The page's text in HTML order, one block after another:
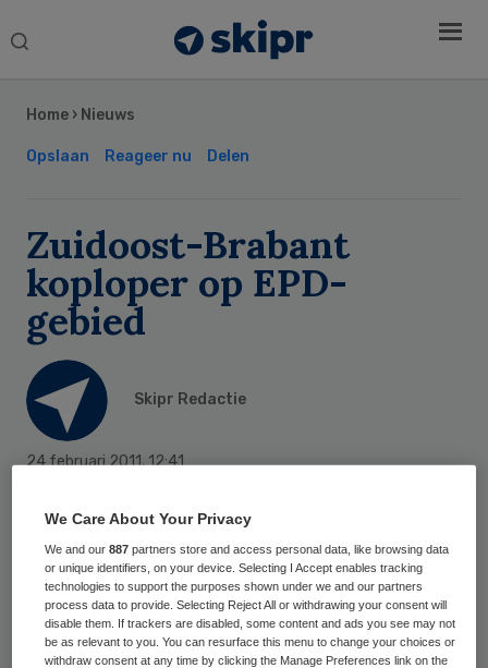
Search
Home › Nieuws
Opslaan Reageer nu Delen
Zuidoost-Brabant
koploper op EPD-
gebied
Skipr Redactie
24 februari 2011,12:41
Huisartsen in de regio Zuidoost-Brabant
mogen zich tot de koplopers van Nederland
rekenen met betrekking tot het landelijke
elektronisch patiëntendossier (EPD). In de
Sidebar
We Care About Your Privacy
We and our887 partners store and access personal data, like browsing data
or unique identifiers, on your device. Selecting I Accept enables tracking
technologies to support the purposes shown under we and our partners
process data to provide. Selecting Reject All or withdrawing your consent will
disable them. If trackers are disabled, some content and ads you see may not
be as relevant to you. You can resurface this menu to change your choices or
withdraw consent at any time by clicking the Manage Preferences link on the